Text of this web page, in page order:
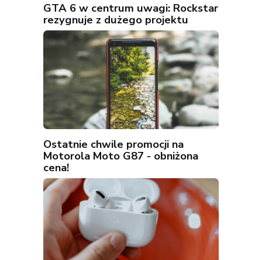
GTA 6 w centrum uwagi: Rockstar
rezygnuje z dużego projektu
Ostatnie chwile promocji na
Motorola Moto G87 - obniżona
cena!